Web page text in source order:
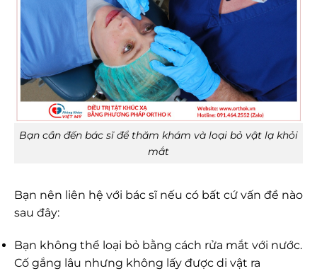
Bạn cần đến bác sĩ để thăm khám và loại bỏ vật lạ khỏi
mắt
Bạn nên liên hệ với bác sĩ nếu có bất cứ vấn đề nào
sau đây:
Bạn không thể loại bỏ bằng cách rửa mắt với nước.
Cố gắng lâu nhưng không lấy được di vật ra